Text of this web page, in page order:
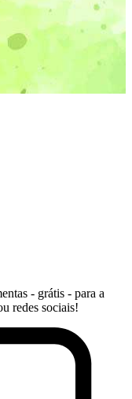
- grátis - para a
redes sociais!